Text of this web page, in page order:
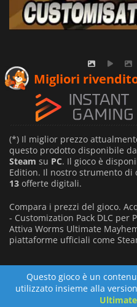
Migliori
(*) Il miglior prezzo
questo prodotto disponibile da
Steam su PC. Il gioco è
Edition. Il nostro strumento
13 offerte digitali.
Compara i prezzi del gioco.
- Customization Pack DLC per
Attiva Worms Ultimate
piattaforme ufficiali come
Questo gioco è un
utilizzato insieme alla